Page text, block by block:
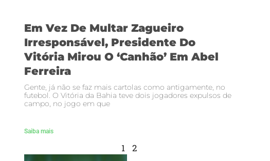
Em Vez De Multar Zagueiro
Irresponsável, Presidente Do
Vitória Mirou O ‘canhão’ Em Abel
Ferreira
Gente, já não se faz mais cartolas como antigamente, no
futebol. O Vitória da Bahia teve dois jogadores expulsos de
campo, no jogo em que
Saiba mais
1 2